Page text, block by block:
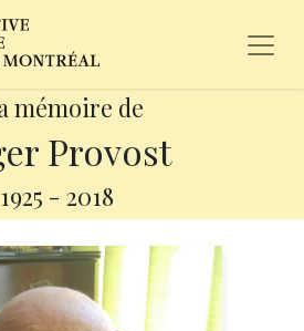
mémoire de
Provost
1925 - 2018